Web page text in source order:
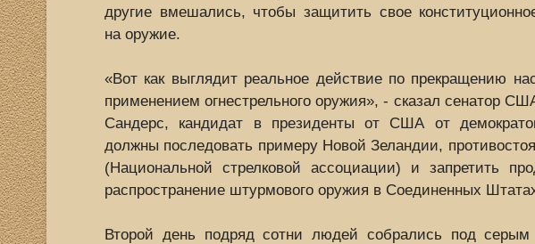
другие вмешались, чтобы защитить свое
на оружие.
«Вот как выглядит реальное действие по прекращению
применением огнестрельного оружия», - сказал сенатор
Сандерс, кандидат в президенты от США от
должны последовать примеру Новой Зеландии,
(Национальной стрелковой ассоциации) и запретить
распространение штурмового оружия в Соединенных
Второй день подряд сотни людей собрались под серым